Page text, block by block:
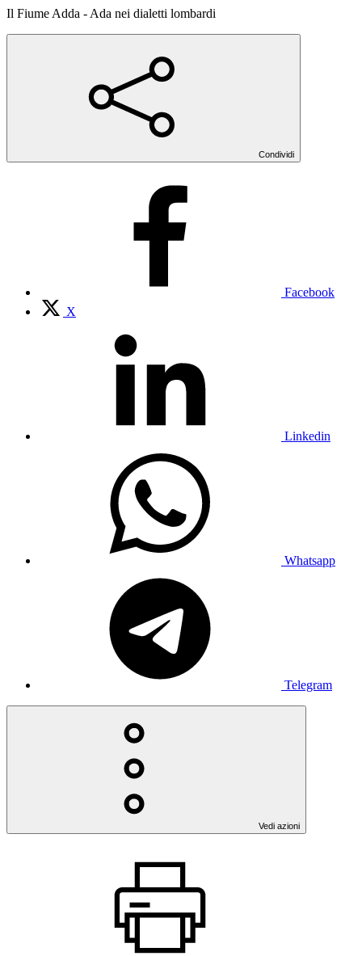
Il Fiume Adda - Ada nei dialetti lombardi
Condividi
Facebook
X
Linkedin
Whatsapp
Telegram
Vedi azioni